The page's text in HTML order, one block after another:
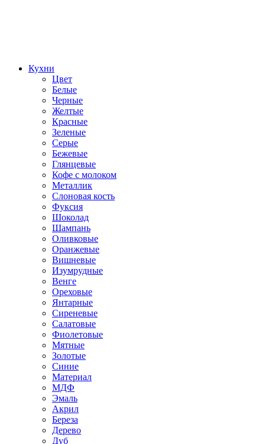
Кухни
Цвет
Белые
Черные
Желтые
Красные
Зеленые
Серые
Бежевые
Глянцевые
Кофе с молоком
Металлик
Слоновая кость
Фуксия
Шоколад
Шампань
Оливковые
Оранжевые
Вишневые
Изумрудные
Венге
Ореховые
Янтарные
Сиреневые
Салатовые
Фиолетовые
Мятные
Золотые
Синие
Материал
МДФ
Эмаль
Акрил
Береза
Дерево
Дуб